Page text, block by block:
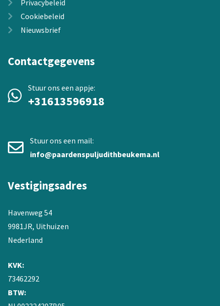
Privacybeleid
Cookiebeleid
Nieuwsbrief
Contactgegevens
Stuur ons een appje:
+31613596918
Stuur ons een mail:
info@paardenspuljudithbeukema.nl
Vestigingsadres
Havenweg 54
9981JR, Uithuizen
Nederland
KVK:
73462292
BTW: